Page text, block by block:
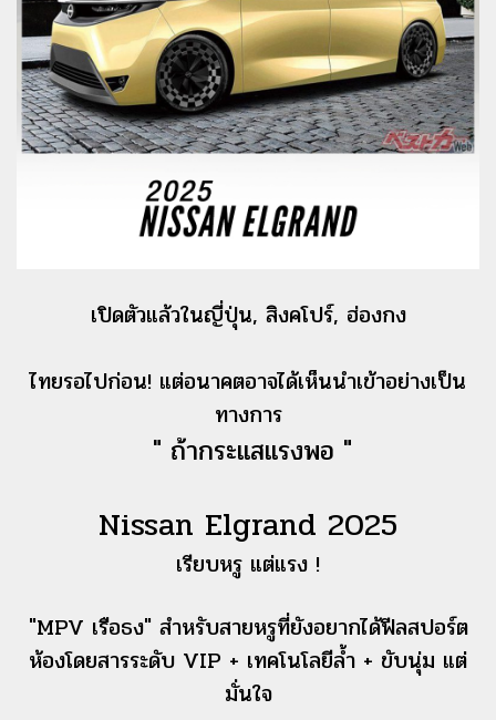
เปิดตัวแล้วในญี่ปุ่น, สิงคโปร์, ฮ่องกง
ไทยรอไปก่อน! แต่อนาคตอาจได้เห็นนำเข้าอย่างเป็น
ทางการ
" ถ้ากระแสแรงพอ "
Nissan Elgrand 2025
เรียบหรู แต่แรง !
"MPV เรือธง" สำหรับสายหรูที่ยังอยากได้ฟีลสปอร์ต
ห้องโดยสารระดับ VIP + เทคโนโลยีล้ำ + ขับนุ่ม แต่
มั่นใจ